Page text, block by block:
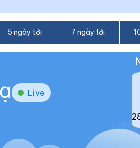
5 ngày tới 7 ngày tới
Live